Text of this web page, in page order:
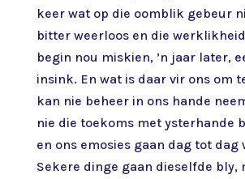
keer wat op die oomblik gebeur
bitter weerloos en die
begin nou miskien, ’n jaar later,
insink. En wat is daar vir ons om
kan nie beheer in ons hande
nie die toekoms met ysterhande
en ons emosies gaan dag tot dag
Sekere dinge gaan dieselfde bly,